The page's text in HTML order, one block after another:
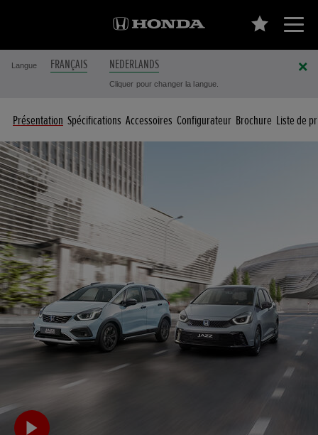
Langue FRANÇAIS NEDERLANDS
Cliquer pour changer la langue.
Présentation Spécifications Accessoires Configurateur Brochure Liste de